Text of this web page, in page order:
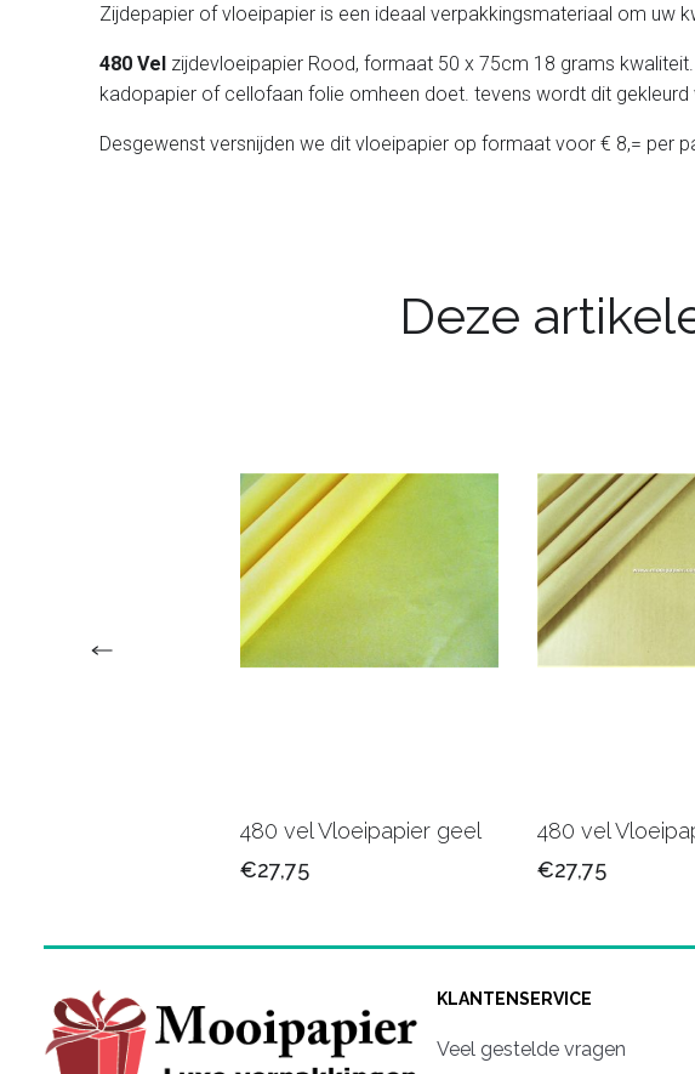
Zijdepapier of vloeipapier is een ideaal verpakkingsmateriaal om uw
480 Vel zijdevloeipapier Rood, formaat 50 x 75cm 18 grams
kadopapier of cellofaan folie omheen doet. tevens wordt dit
Desgewenst versnijden we dit vloeipapier op formaat voor € 8,= per
Deze
480 vel Vloeipapier geel
€27,75
480 vel
€27,75
KLANTENSERVICE
Veel gestelde vragen